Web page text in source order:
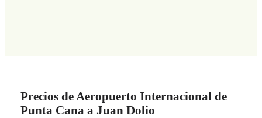
Precios de Aeropuerto Internacional de
Punta Cana a Juan Dolio